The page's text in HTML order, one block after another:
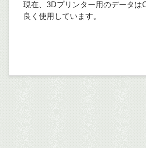
現在、3Dプリンター用のデータ
良く使用しています。